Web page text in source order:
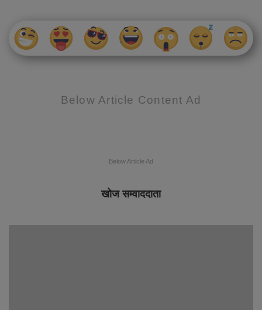
Below Article Content Ad
Below Article Ad
खोज सम्वाददाता